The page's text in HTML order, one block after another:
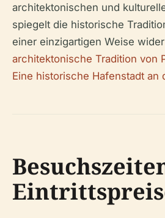
architektonischen und
spiegelt die historische
einer einzigartigen Weise
architektonische Tradition von
Eine historische Hafenstadt an